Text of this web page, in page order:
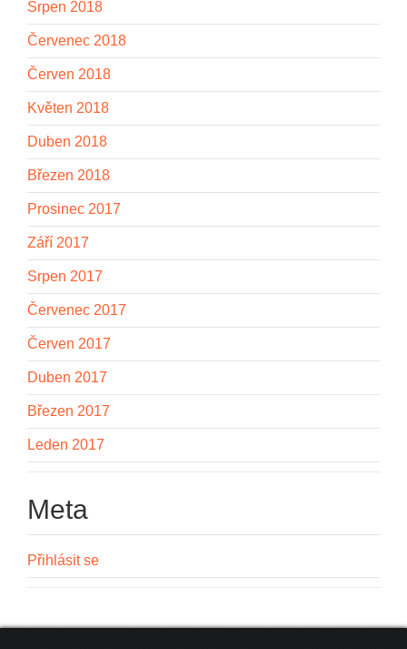
Srpen 2018
Červenec 2018
Červen 2018
Květen 2018
Duben 2018
Březen 2018
Prosinec 2017
Září 2017
Srpen 2017
Červenec 2017
Červen 2017
Duben 2017
Březen 2017
Leden 2017
Meta
Přihlásit se